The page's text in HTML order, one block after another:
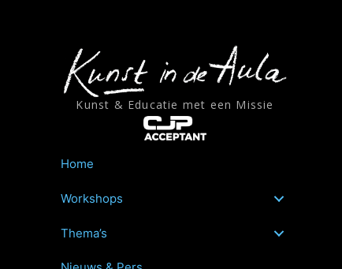
Kunst & Educatie met een Missie
Home
Workshops
Thema’s